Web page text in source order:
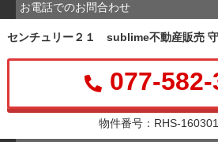
お電話でのお問合わせ
センチュリー２１ sublime不動産販売
077-
物件番号：RHS-